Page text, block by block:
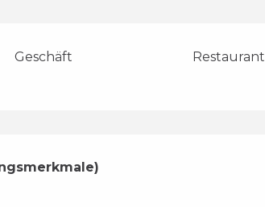
Geschäft
Restaurant